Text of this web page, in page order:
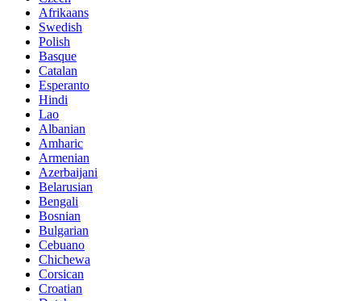
Afrikaans
Swedish
Polish
Basque
Catalan
Esperanto
Hindi
Lao
Albanian
Amharic
Armenian
Azerbaijani
Belarusian
Bengali
Bosnian
Bulgarian
Cebuano
Chichewa
Corsican
Croatian